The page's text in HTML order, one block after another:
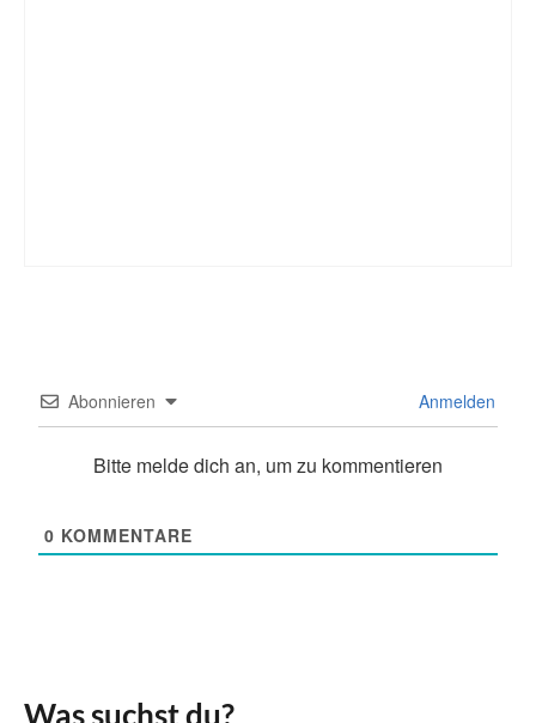
Abonnieren Anmelden
Bitte melde dich an, um zu kommentieren
0 KOMMENTARE
Was suchst du?